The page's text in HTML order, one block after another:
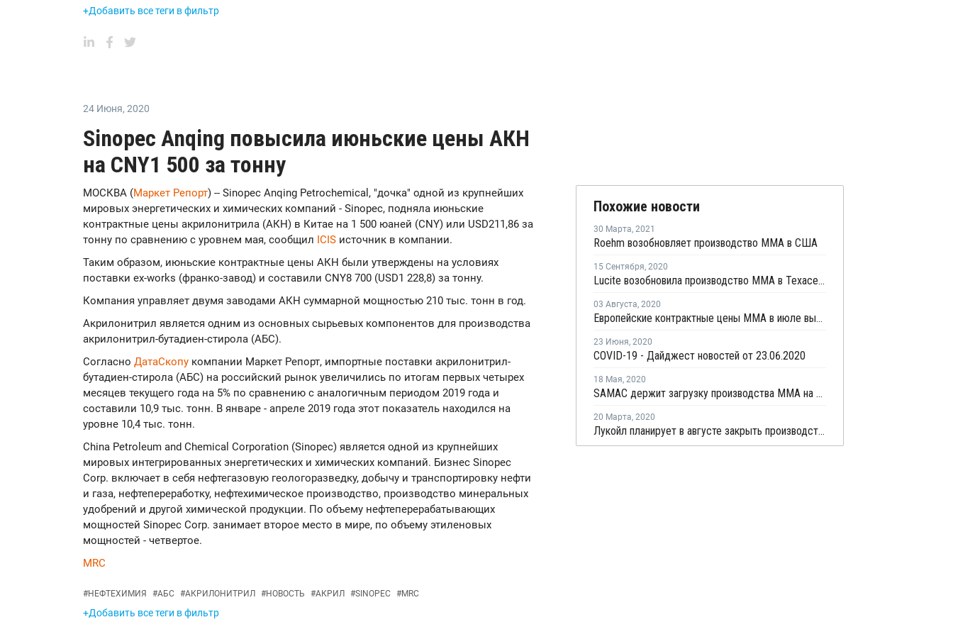
+Добавить все теги в фильтр
24 Июня, 2020
Sinopec Anqing повысила июньские цены АКН
на CNY1 500 за тонну
МОСКВА (Маркет Репорт) -- Sinopec Anqing Petrochemical, "дочка" одной из крупнейших
мировых энергетических и химических компаний - Sinopec, подняла июньские
контрактные цены акрилонитрила (АКН) в Китае на 1 500 юаней (CNY) или USD211,86 за
тонну по сравнению с уровнем мая, сообщил ICIS источник в компании.
Таким образом, июньские контрактные цены АКН были утверждены на условиях
поставки ex-works (франко-завод) и составили CNY8 700 (USD1 228,8) за тонну.
Компания управляет двумя заводами АКН суммарной мощностью 210 тыс. тонн в год.
Акрилонитрил является одним из основных сырьевых компонентов для производства
акрилонитрил-бутадиен-стирола (АБС).
Согласно ДатаСкопу компании Маркет Репорт, импортные поставки акрилонитрил-
бутадиен-стирола (АБС) на российский рынок увеличились по итогам первых четырех
месяцев текущего года на 5% по сравнению с аналогичным периодом 2019 года и
составили 10,9 тыс. тонн. В январе - апреле 2019 года этот показатель находился на
уровне 10,4 тыс. тонн.
China Petroleum and Chemical Corporation (Sinopec) является одной из крупнейших
мировых интегрированных энергетических и химических компаний. Бизнес Sinopec
Corp. включает в себя нефтегазовую геологоразведку, добычу и транспортировку нефти
и газа, нефтепереработку, нефтехимическое производство, производство минеральных
удобрений и другой химической продукции. По объему нефтеперерабатывающих
мощностей Sinopec Corp. занимает второе место в мире, по объему этиленовых
мощностей - четвертое.
MRC
#НЕФТЕХИМИЯ #АБС #АКРИЛОНИТРИЛ #НОВОСТЬ #АКРИЛ #SINOPEC #MRC
+Добавить все теги в фильтр
Похожие новости
30 Марта, 2021
Roehm возобновляет производство ММА в США
15 Сентября, 2020
Lucite возобновила производство ММА в Техасе после урагана "Лора"
03 Августа, 2020
Европейские контрактные цены ММА в июле выросли на EUR30 за тонну
23 Июня, 2020
COVID-19 - Дайджест новостей от 23.06.2020
18 Мая, 2020
SAMAC держит загрузку производства ММА на уровне 90%
20 Марта, 2020
Лукойл планирует в августе закрыть производство АКН в Саратове на ремонт